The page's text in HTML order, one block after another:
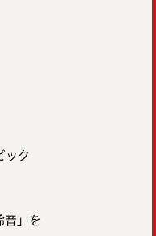
ック
」を